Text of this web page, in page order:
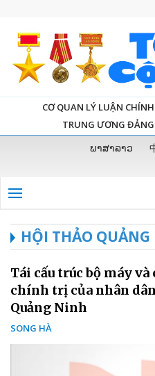
CƠ QUAN LÝ LUẬN
TRUNG ƯƠNG
ພາສາລາວ
HỘI THẢO
Tái cấu trúc bộ máy
chính trị của nhân
Quảng Ninh
SONG HÀ